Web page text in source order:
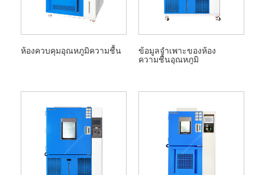
ห้องควบคุมอุณหภูมิความชื้น
ข้อมูลจำเพาะของห้อง
ความชื้นอุณหภูมิ